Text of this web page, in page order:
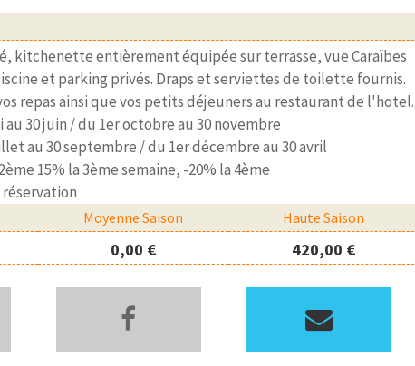
kitchenette entièrement équipée sur terrasse, vue Caraïbes
et parking privés. Draps et serviettes de toilette fournis.
repas ainsi que vos petits déjeuners au restaurant de l'hotel.
au 30 juin / du 1er octobre au 30 novembre
au 30 septembre / du 1er décembre au 30 avril
15% la 3ème semaine, -20% la 4ème
Moyenne Saison Haute Saison
0,00 € 420,00 €